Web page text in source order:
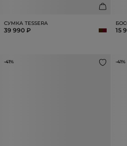
СУМКА TESSERA
39 990 ₽ 15
-41% -41%